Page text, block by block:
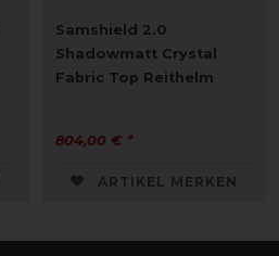
Samshield 2.0
Shadowmatt Crystal
Fabric Top Reithelm
804,00 € *
ARTIKEL MERKEN